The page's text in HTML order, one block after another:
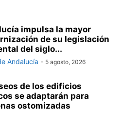
impulsa la mayor
de su legislación
del siglo...
Andalucía - 5 agosto, 2026
de los edificios
se adaptarán para
ostomizadas